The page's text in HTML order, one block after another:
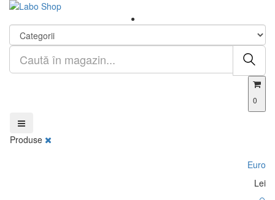
0
Produse
Euro
Lei